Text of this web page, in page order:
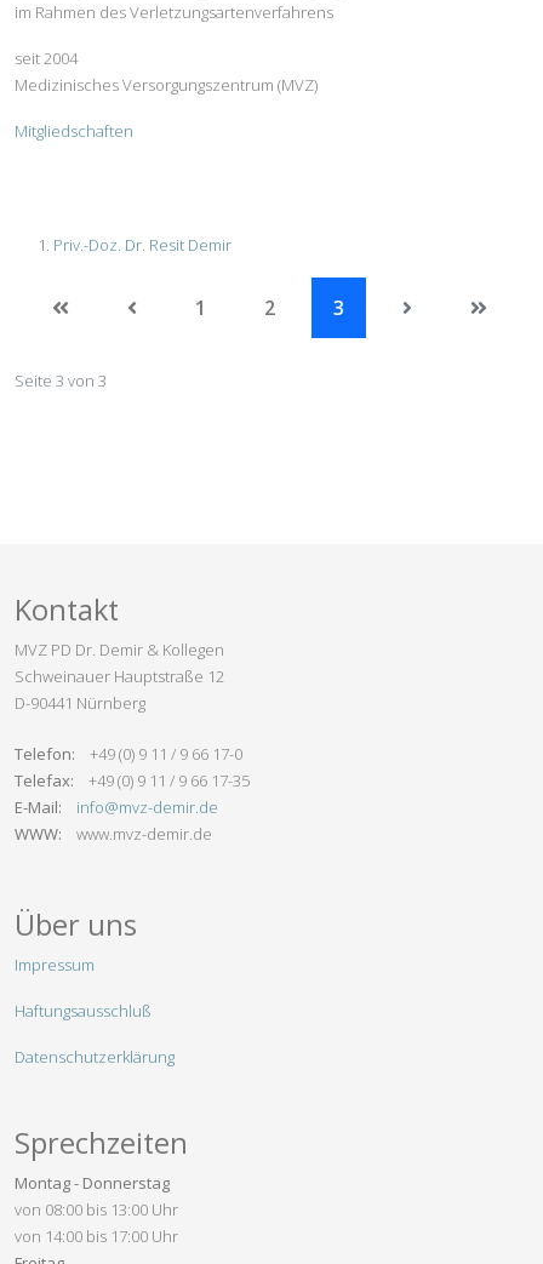
im Rahmen des Verletzungsartenverfahrens
seit 2004
Medizinisches Versorgungszentrum (MVZ)
Mitgliedschaften
Priv.-Doz. Dr. Resit Demir
1 2 3
Seite 3 von 3
Kontakt
MVZ PD Dr. Demir & Kollegen
Schweinauer Hauptstraße 12
D-90441 Nürnberg
Telefon: +49 (0) 9 11 / 9 66 17-0
Telefax: +49 (0) 9 11 / 9 66 17-35
E-Mail:
info@mvz-demir.de
WWW: www.mvz-demir.de
Über uns
Impressum
Haftungsausschluß
Datenschutzerklärung
Sprechzeiten
Montag - Donnerstag
von 08:00 bis 13:00 Uhr
von 14:00 bis 17:00 Uhr